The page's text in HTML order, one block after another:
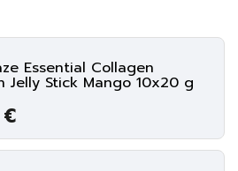
Essential Collagen
Jelly Stick Mango 10x20 g